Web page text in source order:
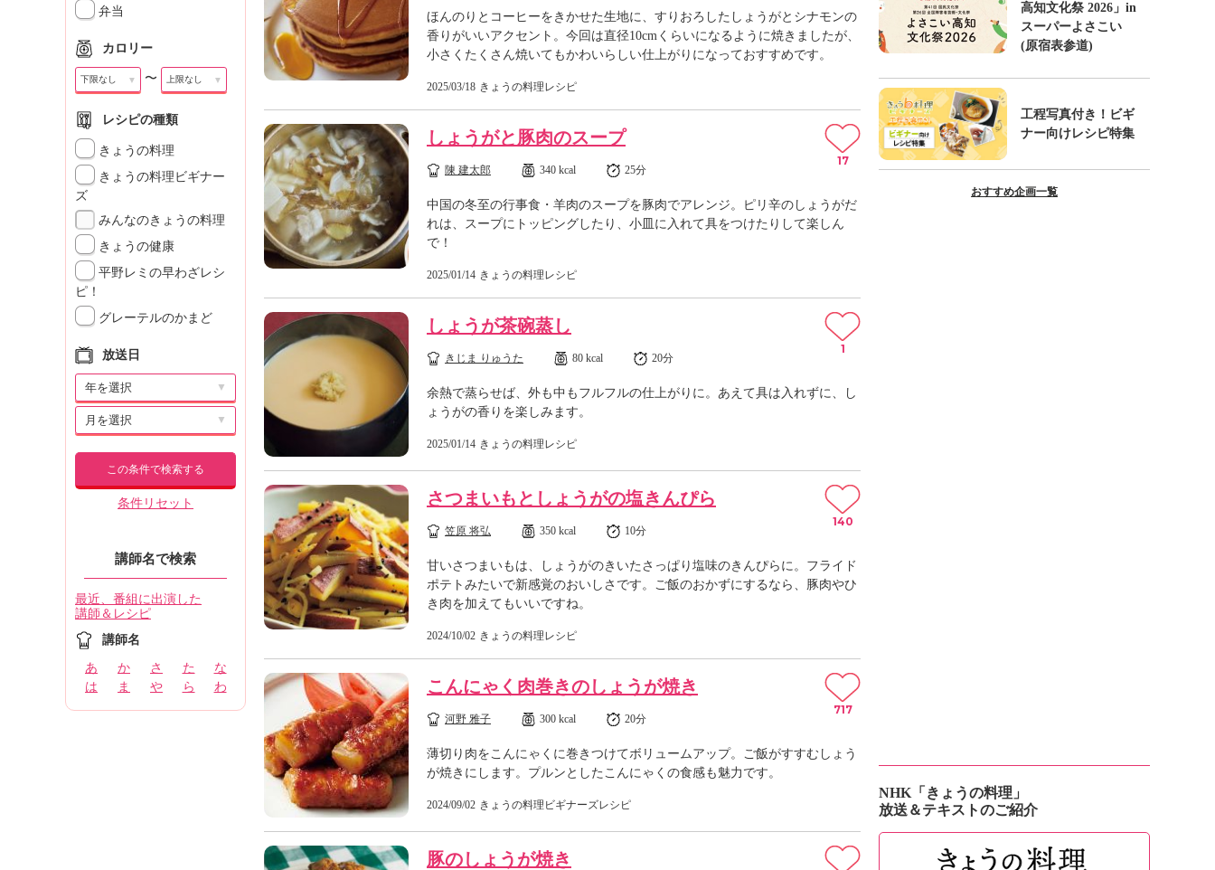
弁当
カロリー
▼ 〜 ▼
レシピの種類
きょうの料理
きょうの料理ビギナー
ズ
みんなのきょうの料理
きょうの健康
平野レミの早わざレシ
ピ！
グレーテルのかまど
放送日
▼
▼
この条件で検索する
条件リセット
講師名で検索
最近、番組に出演した
講師＆レシピ
講師名
あ か さ た
な
は
ま や ら わ
ほんのりとコーヒーをきかせた生地に、すりおろしたしょうがとシナモンの
香りがいいアクセント。今回は直径10cmくらいになるように焼きましたが、
小さくたくさん焼いてもかわいらしい仕上がりになっておすすめです。
2025/03/18 きょうの料理レシピ
しょうがと豚肉のスープ
陳 建太郎 340 kcal 25分
中国の冬至の行事食・羊肉のスープを豚肉でアレンジ。ピリ辛のしょうがだ
れは、スープにトッピングしたり、小皿に入れて具をつけたりして楽しん
で！
2025/01/14 きょうの料理レシピ
17
しょうが茶碗蒸し
きじま りゅうた 80 kcal 20分
余熱で蒸らせば、外も中もフルフルの仕上がりに。あえて具は入れずに、し
ょうがの香りを楽しみます。
2025/01/14 きょうの料理レシピ
1
さつまいもとしょうがの塩きんぴら
笠原 将弘 350 kcal 10分
甘いさつまいもは、しょうがのきいたさっぱり塩味のきんぴらに。フライド
ポテトみたいで新感覚のおいしさです。ご飯のおかずにするなら、豚肉やひ
き肉を加えてもいいですね。
2024/10/02 きょうの料理レシピ
140
こんにゃく肉巻きのしょうが焼き
河野 雅子 300 kcal 20分
薄切り肉をこんにゃくに巻きつけてボリュームアップ。ご飯がすすむしょう
が焼きにします。プルンとしたこんにゃくの食感も魅力です。
2024/09/02 きょうの料理ビギナーズレシピ
717
豚のしょうが焼き
高知文化祭 2026」in
スーパーよさこい
(原宿表参道)
工程写真付き！ビギ
ナー向けレシピ特集
おすすめ企画一覧
NHK「きょうの料理」
放送＆テキストのご紹介